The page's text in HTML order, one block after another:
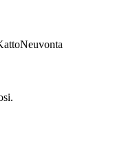
Neuvonta